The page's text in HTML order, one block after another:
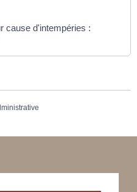
cause d'intempéries :